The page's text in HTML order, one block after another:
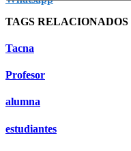
TAGS RELACIONADOS
Tacna
Profesor
alumna
estudiantes